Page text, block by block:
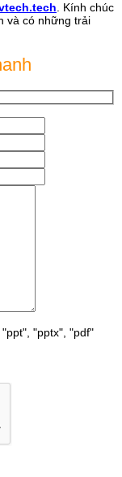
. Kính chúc
và có những trải
"pptx", "pdf"